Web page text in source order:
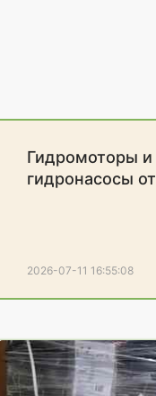
Гидромоторы и
гидронасосы от
2026-07-11 16:55:08